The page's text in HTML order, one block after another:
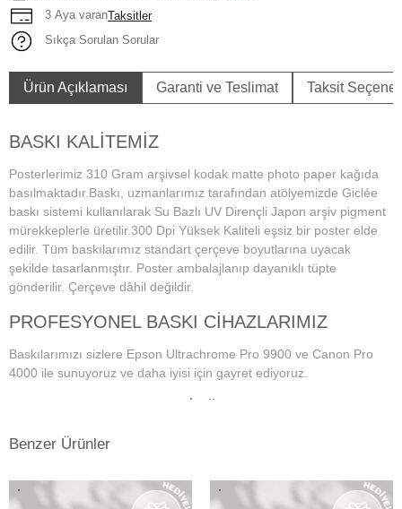
3 Aya varanTaksitler
Sıkça Sorulan Sorular
Ürün Açıklaması Garanti ve Teslimat Taksit
BASKI KALİTEMİZ
Posterlerimiz 310 Gram arşivsel kodak matte photo paper kağıda
basılmaktadır.Baskı, uzmanlarımız tarafından atölyemizde Giclée
baskı sistemi kullanılarak Su Bazlı UV Dirençli Japon arşiv pigment
mürekkeplerle üretilir.300 Dpi Yüksek Kaliteli eşsiz bir poster elde
edilir. Tüm baskılarımız standart çerçeve boyutlarına uyacak
şekilde tasarlanmıştır. Poster ambalajlanıp dayanıklı tüpte
gönderilir. Çerçeve dâhil değildir.
PROFESYONEL BASKI CİHAZLARIMIZ
Baskılarımızı sizlere Epson Ultrachrome Pro 9900 ve Canon Pro
4000 ile sunuyoruz ve daha iyisi için gayret ediyoruz.
istenilen baskı sonuçların alınmasında en önemli konu, ekran renk
kalibrasyonunun tam ve doğru bir şekilde yapılmış olmasına
Benzer Ürünler